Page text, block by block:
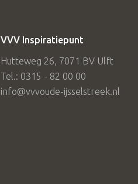
VVV Inspiratiepunt
Hutteweg 26, 7071 BV Ulft
Tel.: 0315 - 82 00 00
info@vvvoude-ijsselstreek.nl